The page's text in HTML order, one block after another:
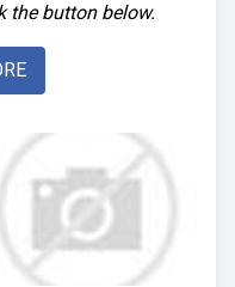
the button below.